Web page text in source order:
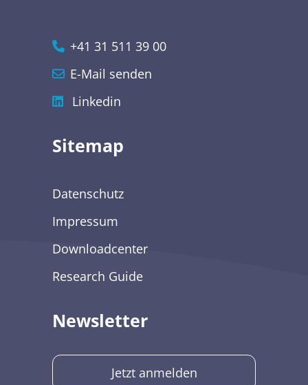
+41 31 511 39 00
E-Mail senden
Linkedin
Sitemap
Datenschutz
Impressum
Downloadcenter
Research Guide
Newsletter
Jetzt anmelden